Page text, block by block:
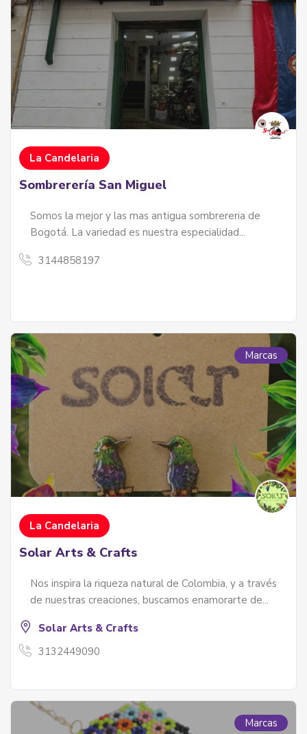
La Candelaria
Sombrerería San Miguel
Somos la mejor y las mas antigua sombrereria de
Bogotá. La variedad es nuestra especialidad...
3144858197
Marcas
La Candelaria
Solar Arts & Crafts
Nos inspira la riqueza natural de Colombia, y a través
de nuestras creaciones, buscamos enamorarte de...
Solar Arts & Crafts
3132449090
Marcas